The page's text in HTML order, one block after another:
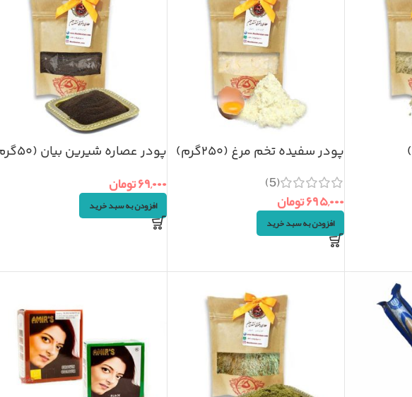
پودر سفیده تخم مرغ (۲۵۰گرم)
(5)
۶۹۵,۰۰۰تومان
افزودن به سبد خرید
پودر عصاره شیرین بیان (۵۰گرم)
۶۹,۰۰۰تومان
افزودن به سبد خرید